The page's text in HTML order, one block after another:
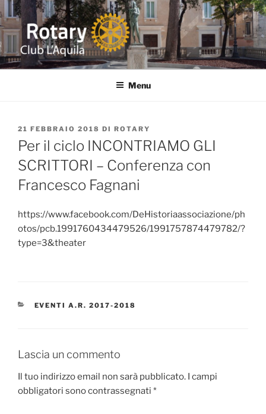
Salta
al
contenuto
ROTARY L'AQUILA
Distretto 2090 ITALIA Abruzzo-Marche-Molise-Umbria
Menu
PUBBLICATO
IL
21 FEBBRAIO 2018 DI ROTARY
Per il ciclo INCONTRIAMO GLI
SCRITTORI – Conferenza con
Francesco Fagnani
https://www.facebook.com/DeHistoriaassociazione/ph
otos/pcb.1991760434479526/1991757874479782/?
type=3&theater
CATEGORIE
EVENTI A.R. 2017-2018
Lascia un commento
Il tuo indirizzo email non sarà pubblicato. I campi
obbligatori sono contrassegnati *